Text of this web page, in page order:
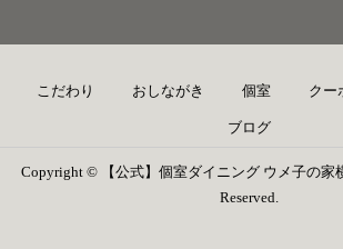
こだわり おしながき 個室 クー
ブログ
Copyright © 【公式】個室ダイニング ウメ子の家
Reserved.